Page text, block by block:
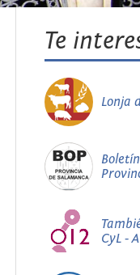
Te
Lonja
CyL -